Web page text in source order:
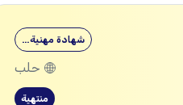
شهادة مهنية…
حلب
منتهية